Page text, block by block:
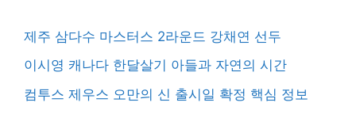
제주 삼다수 마스터스 2라운드 강채연 선두
이시영 캐나다 한달살기 아들과 자연의 시간
컴투스 제우스 오만의 신 출시일 확정 핵심 정보